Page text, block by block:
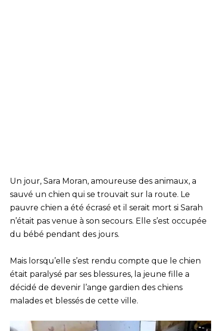
Un jour, Sara Moran, amoureuse des animaux, a
sauvé un chien qui se trouvait sur la route. Le
pauvre chien a été écrasé et il serait mort si Sarah
n’était pas venue à son secours. Elle s’est occupée
du bébé pendant des jours.
Mais lorsqu’elle s’est rendu compte que le chien
était paralysé par ses blessures, la jeune fille a
décidé de devenir l’ange gardien des chiens
malades et blessés de cette ville.